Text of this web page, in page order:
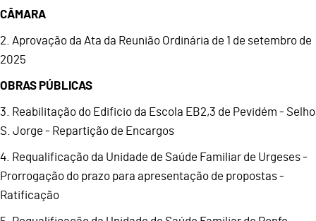
CÂMARA
2. Aprovação da Ata da Reunião Ordinária de 1 de setembro de
2025
OBRAS PÚBLICAS
3. Reabilitação do Edificio da Escola EB2,3 de Pevidém - Selho
S. Jorge - Repartição de Encargos
4. Requalificação da Unidade de Saúde Familiar de Urgeses -
Prorrogação do prazo para apresentação de propostas -
Ratificação